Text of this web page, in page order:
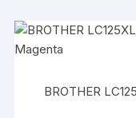
BROTHER